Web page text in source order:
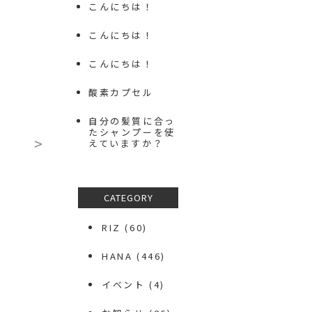
>
こんにちは！
こんにちは！
こんにちは！
酸素カプセル
自分の髪質に合っ
たシャンプーを使
えていますか？
CATEGORY
RIZ (60)
HANA (446)
イベント (4)